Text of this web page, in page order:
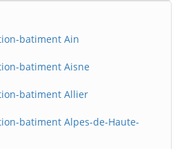
batiment Ain
batiment Aisne
batiment Allier
batiment Alpes-de-Haute-